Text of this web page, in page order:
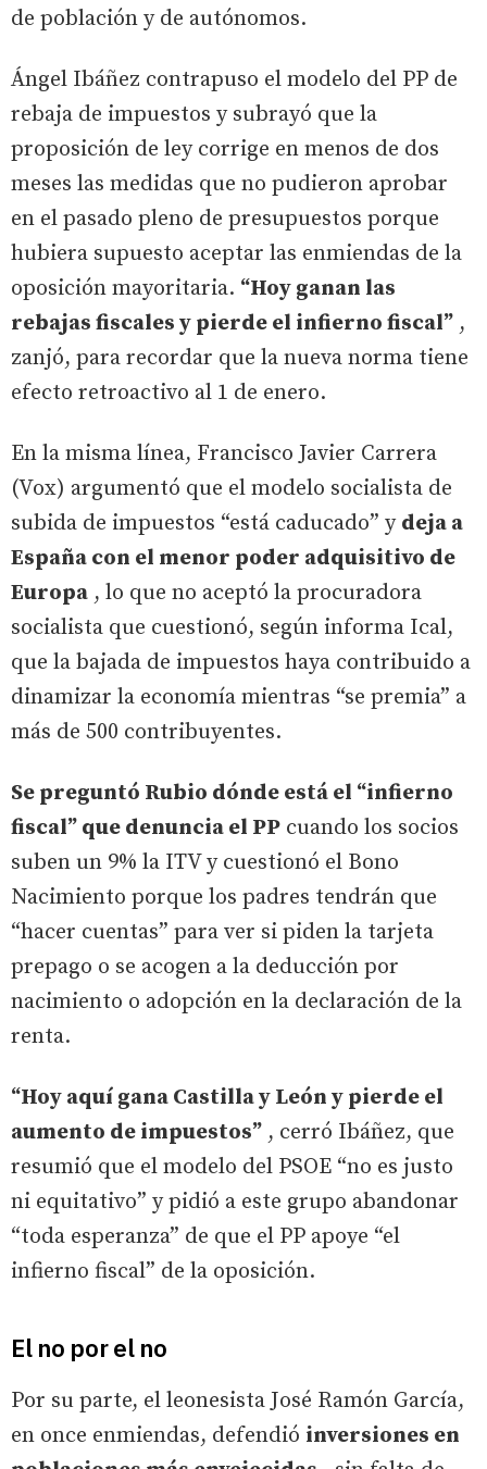
de población y de autónomos.
Ángel Ibáñez contrapuso el modelo del PP de
rebaja de impuestos y subrayó que la
proposición de ley corrige en menos de dos
meses las medidas que no pudieron aprobar
en el pasado pleno de presupuestos porque
hubiera supuesto aceptar las enmiendas de la
oposición mayoritaria. “Hoy ganan las
rebajas fiscales y pierde el infierno fiscal” ,
zanjó, para recordar que la nueva norma tiene
efecto retroactivo al 1 de enero.
En la misma línea, Francisco Javier Carrera
(Vox) argumentó que el modelo socialista de
subida de impuestos “está caducado” y deja a
España con el menor poder adquisitivo de
Europa , lo que no aceptó la procuradora
socialista que cuestionó, según informa Ical,
que la bajada de impuestos haya contribuido a
dinamizar la economía mientras “se premia” a
más de 500 contribuyentes.
Se preguntó Rubio dónde está el “infierno
fiscal” que denuncia el PP cuando los socios
suben un 9% la ITV y cuestionó el Bono
Nacimiento porque los padres tendrán que
“hacer cuentas” para ver si piden la tarjeta
prepago o se acogen a la deducción por
nacimiento o adopción en la declaración de la
renta.
“Hoy aquí gana Castilla y León y pierde el
aumento de impuestos” , cerró Ibáñez, que
resumió que el modelo del PSOE “no es justo
ni equitativo” y pidió a este grupo abandonar
“toda esperanza” de que el PP apoye “el
infierno fiscal” de la oposición.
El no por el no
Por su parte, el leonesista José Ramón García,
en once enmiendas, defendió inversiones en